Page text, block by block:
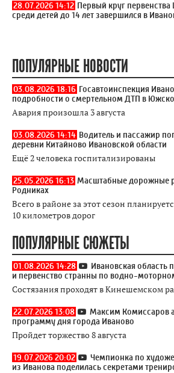
28.07.2026 14:12 Первый круг
среди детей до 14 лет завершился в
ПОПУЛЯРНЫЕ НОВОСТИ
03.08.2026 18:16 Госавтоинспекция
подробности о смертельном ДТП в
Авария произошла 3 августа
03.08.2026 14:14 Водитель и пассажир
деревни Китайново Ивановской области
Ещё 2 человека госпитализированы
25.05.2026 16:13 Масштабные дорожные
Родниках
Всего в районе за этот сезон
10 километров дорог
ПОПУЛЯРНЫЕ СЮЖЕТЫ
01.08.2026 14:28
Ивановская область
и первенство странны по водно-
Состязания проходят в Кинешемском
22.07.2026 13:08
Максим Комиссаров
программу дня города Иваново
Пройдет торжество 8 августа
19.07.2026 20:02
Чемпионка по
из Иванова поделилась секретами